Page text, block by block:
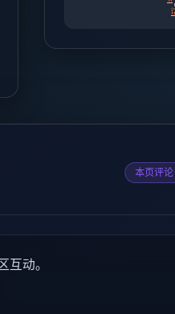
本页评论
动。